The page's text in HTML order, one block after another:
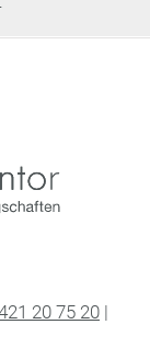
20 75 20 |